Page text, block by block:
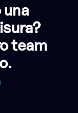
team